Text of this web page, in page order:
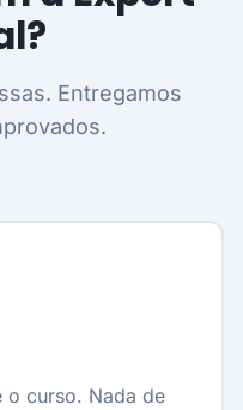
Entregamos
o curso. Nada de